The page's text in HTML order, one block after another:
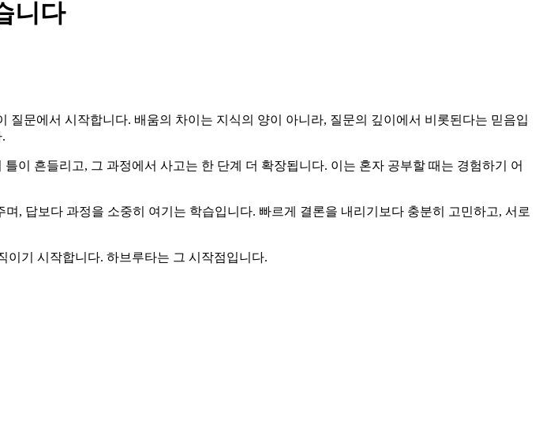
니다
문에서 시작합니다. 배움의 차이는 지식의 양이 아니라, 질문의 깊이에서 비롯된다는 믿음입
이 흔들리고, 그 과정에서 사고는 한 단계 더 확장됩니다. 이는 혼자 공부할 때는 경험하기 어
, 답보다 과정을 소중히 여기는 학습입니다. 빠르게 결론을 내리기보다 충분히 고민하고, 서로
이기 시작합니다. 하브루타는 그 시작점입니다.